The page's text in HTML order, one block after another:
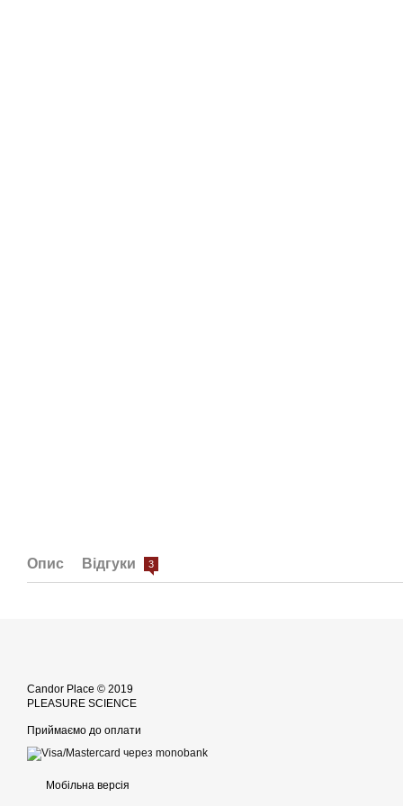
Опис Відгуки 3
Candor Place © 2019
PLEASURE SCIENCE
Приймаємо до оплати
Мобільна версія